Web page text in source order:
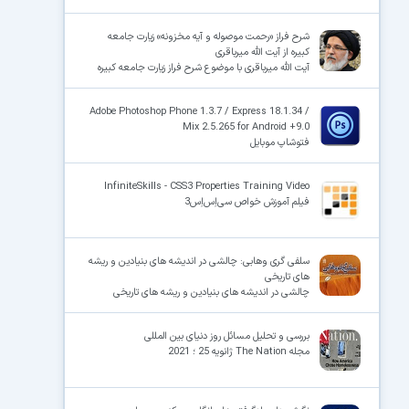
شرح فراز «رحمت موصوله و آیه مخزونه» زیارت جامعه
کبیره از آیت الله میرباقری
آیت الله میرباقری با موضوع شرح فراز زیارت جامعه کبیره
Adobe Photoshop Phone 1.3.7 / Express 18.1.34 /
Mix 2.5.265 for Android +9.0
فتوشاپ موبایل
InfiniteSkills - CSS3 Properties Training Video
فیلم آموزش خواص سی‌اِس‌اِس3
سلفی گری وهابی: چالشی در اندیشه های بنیادین و ریشه
های تاریخی
چالشی در اندیشه های بنیادین و ریشه های تاریخی
بررسی و تحلیل مسائل روز دنیای بین المللی
مجله The Nation ژانویه 25 ؛ 2021